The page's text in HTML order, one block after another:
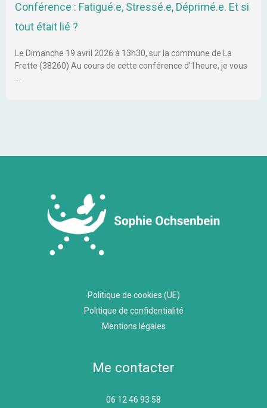
Conférence : Fatigué.e, Stressé.e, Déprimé.e. Et si
tout était lié ?
Le Dimanche 19 avril 2026 à 13h30, sur la commune de La
Frette (38260) Au cours de cette conférence d’1heure, je vous
Politique de cookies (UE)
Politique de confidentialité
Mentions légales
Me contacter
06 12 46 93 58